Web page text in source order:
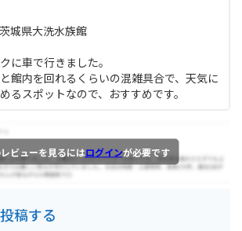
城県大洗水族館
に車で行きました。
館内を回れるくらいの混雑具合で、天気に
るスポットなので、おすすめです。
ビューを見るにはログインが必要です
稿する